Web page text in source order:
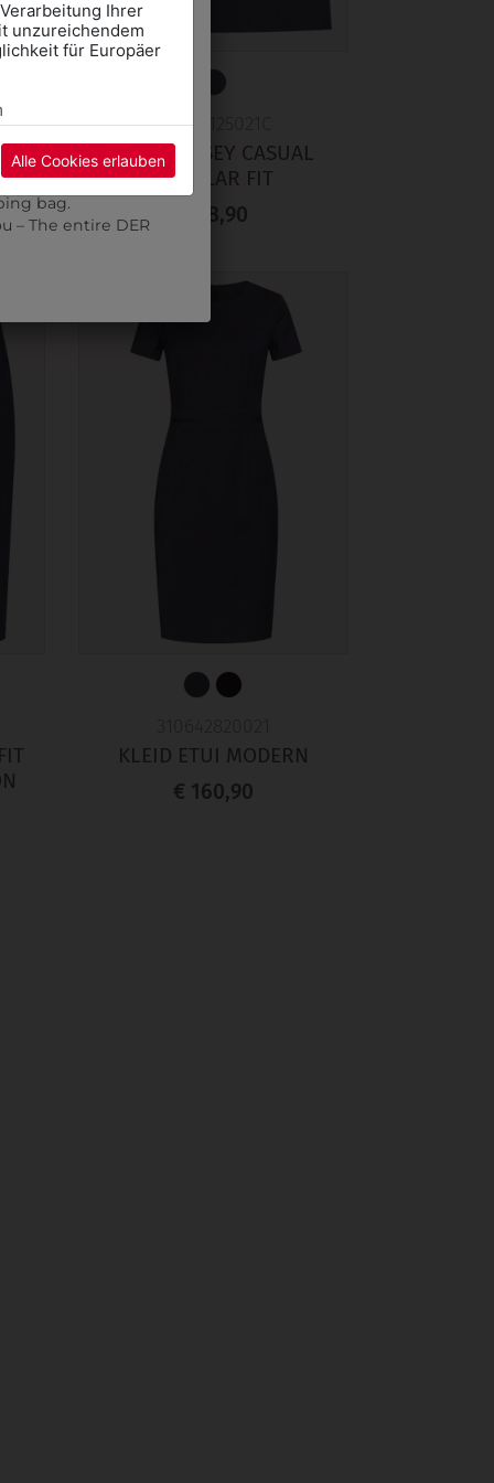
315202125021C
ROCK-JERSEY CASUAL
REGULAR FIT
€ 88,90
KLEID ETUI MODERN
€ 160,90
Ihrer
unzureichendem
für Europäer
Alle Cookies erlauben
WALTER Team
may be a wait.
bag.
– The entire DER